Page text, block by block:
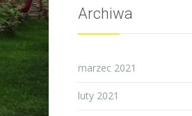
Archiwa
marzec 2021
luty 2021